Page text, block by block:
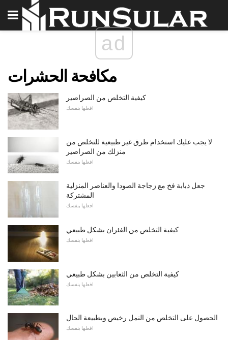
ad
مكافحة الحشرات
كيفية التخلص من الصراصير
افعلها بنفسك
لا يجب عليك استخدام طرق غير طبيعية للتخلص من
منزلك من الصراصير
افعلها بنفسك
جعل ذبابة فخ مع زجاجة الصودا والعناصر المنزلية
المشتركة
افعلها بنفسك
كيفية التخلص من الفئران بشكل طبيعي
افعلها بنفسك
كيفية التخلص من الثعابين بشكل طبيعي
افعلها بنفسك
الحصول على التخلص من النمل رخيص وبطبيعة الحال
افعلها بنفسك